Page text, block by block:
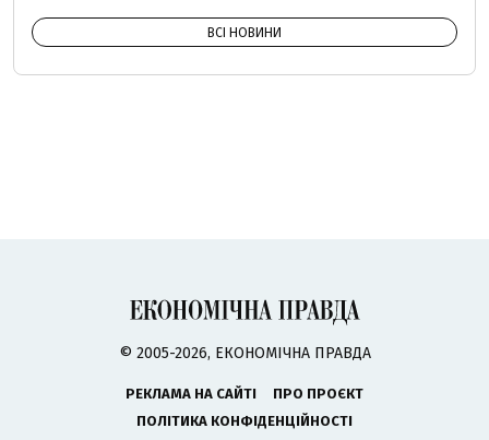
ВСІ НОВИНИ
© 2005-2026, ЕКОНОМІЧНА ПРАВДА
РЕКЛАМА НА САЙТІ
ПРО ПРОЄКТ
ПОЛІТИКА КОНФІДЕНЦІЙНОСТІ